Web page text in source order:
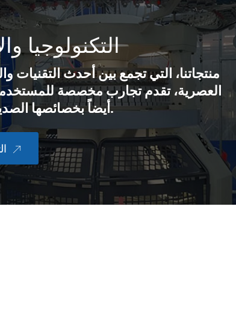
التكنولوجيا
منتجاتنا، التي تجمع بين أحدث التقنيات
العصرية، تقدم تجارب مخصصة
أيضاً بخصائصها الصديقة للبيئة.